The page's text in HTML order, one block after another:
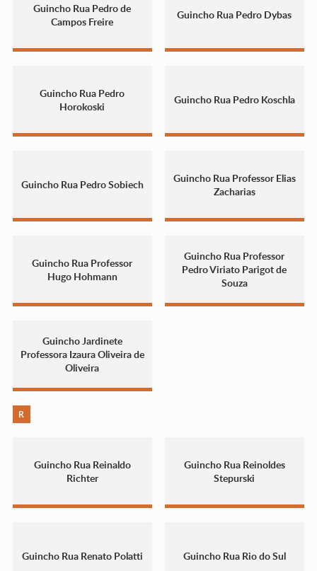
Guincho Rua Pedro de
Campos Freire
Guincho Rua Pedro Dybas
Guincho Rua Pedro
Horokoski
Guincho Rua Pedro Koschla
Guincho Rua Pedro Sobiech
Guincho Rua Professor Elias
Zacharias
Guincho Rua Professor
Hugo Hohmann
Guincho Rua Professor
Pedro Viriato Parigot de
Souza
Guincho Jardinete
Professora Izaura Oliveira de
Oliveira
R
Guincho Rua Reinaldo
Richter
Guincho Rua Reinoldes
Stepurski
Guincho Rua Renato Polatti Guincho Rua Rio do Sul